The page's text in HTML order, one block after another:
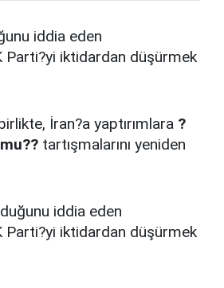
iddia eden
Parti?yi iktidardan düşürmek
İran?a yaptırımlara ?
tartışmalarını yeniden
iddia eden
Parti?yi iktidardan düşürmek